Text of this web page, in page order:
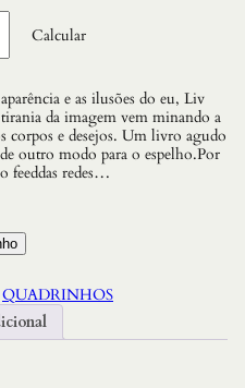
Calcular
e as ilusões do eu, Liv
da imagem vem minando a
corpos e desejos. Um livro agudo
outro modo para o espelho.Por
feeddas redes…
QUADRINHOS